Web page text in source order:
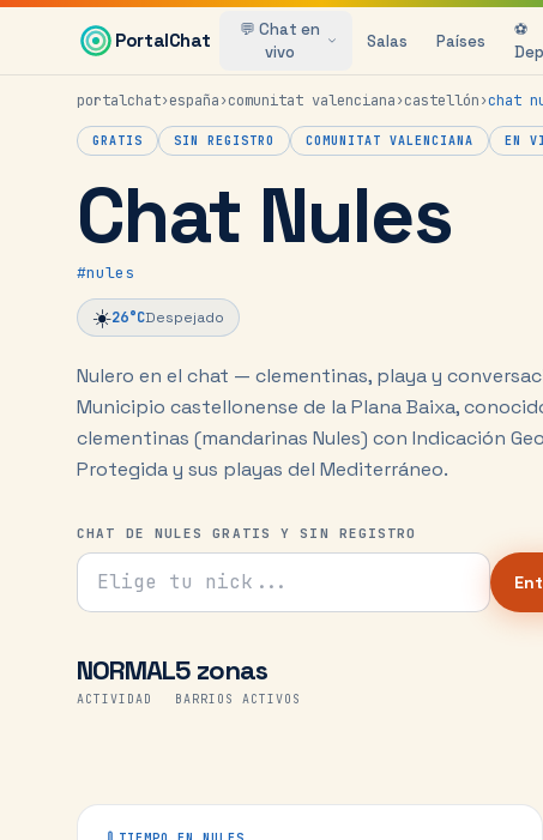
Saltar al contenido principal
PortalChat
💬 Chat en
vivo
Salas Países
⚽
portalchat›españa›comunitat valenciana›castellón›chat
GRATIS SIN REGISTRO COMUNITAT VALENCIANA EN
Chat Nules
#nules
☀️26°CDespejado
Nulero en el chat — clementinas, playa y
Municipio castellonense de la Plana Baixa,
clementinas (mandarinas Nules) con Indicación
Protegida y sus playas del Mediterráneo.
CHAT DE NULES GRATIS Y SIN REGISTRO
Tu nick para el chat
NORMAL
ACTIVIDAD
5 zonas
BARRIOS ACTIVOS